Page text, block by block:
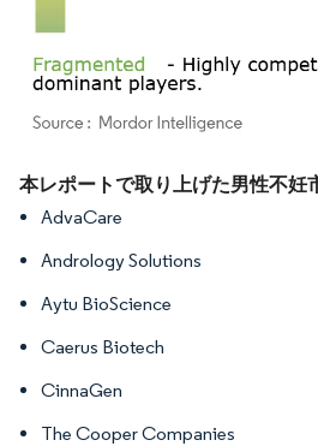
画像 © Mordor Intelligence。再利用にはCC
本レポートで取り上げた男性不妊
AdvaCare
Andrology Solutions
Aytu BioScience
Caerus Biotech
CinnaGen
The Cooper Companies